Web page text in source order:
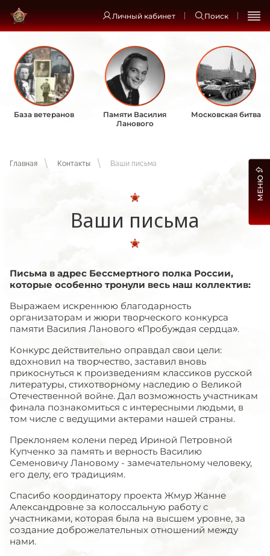
Личный кабинет Поиск
База ветеранов
Памяти Василия
Ланового
Московская битва
Главная Контакты Ваши письма
Ваши письма
Письма в адрес Бессмертного полка России,
которые особенно тронули весь наш коллектив:
Выражаем искреннюю благодарность
организаторам и жюри творческого конкурса
памяти Василия Ланового «Пробуждая сердца».
Конкурс действительно оправдал свои цели:
вдохновил на творчество, заставил вновь
прикоснуться к произведениям классиков русской
литературы, стихотворному наследию о Великой
Отечественной войне. Дал возможность участникам
финала познакомиться с интересными людьми, в
том числе с ведущими актерами нашей страны.
Преклоняем колени перед Ириной Петровной
Купченко за память и верность Василию
Семеновичу Лановому - замечательному человеку,
его делу, его традициям.
Спасибо координатору проекта Жмур Жанне
Александровне за колоссальную работу с
участниками, которая была на высшем уровне, за
создание доброжелательных отношений между
нами.
МЕНЮ